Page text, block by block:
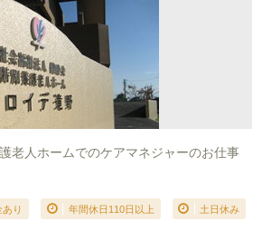
老人ホームでのケアマネジャーのお仕事
り 年間休日110日以上 土日休み